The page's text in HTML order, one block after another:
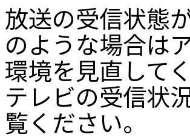
放送の受信状態
のような場合は
環境を見直して
テレビの受信状
覧ください。